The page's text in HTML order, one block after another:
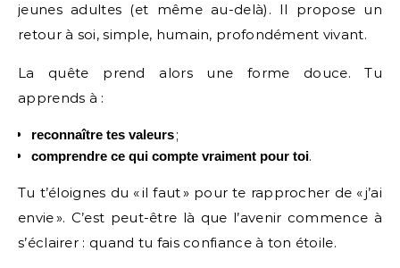
jeunes adultes (et même au-delà). Il propose un
retour à soi, simple, humain, profondément vivant.
La quête prend alors une forme douce. Tu
apprends à :
reconnaître tes valeurs;
comprendre ce qui compte vraiment pour toi.
Tu t’éloignes du « il faut » pour te rapprocher de « j’ai
envie ». C’est peut-être là que l’avenir commence à
s’éclairer : quand tu fais confiance à ton étoile.